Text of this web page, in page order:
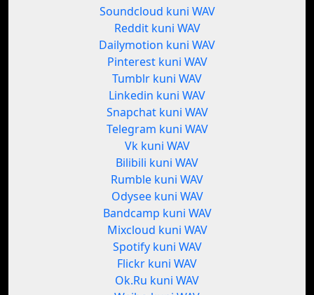
Soundcloud kuni WAV
Reddit kuni WAV
Dailymotion kuni WAV
Pinterest kuni WAV
Tumblr kuni WAV
Linkedin kuni WAV
Snapchat kuni WAV
Telegram kuni WAV
Vk kuni WAV
Bilibili kuni WAV
Rumble kuni WAV
Odysee kuni WAV
Bandcamp kuni WAV
Mixcloud kuni WAV
Spotify kuni WAV
Flickr kuni WAV
Ok.Ru kuni WAV